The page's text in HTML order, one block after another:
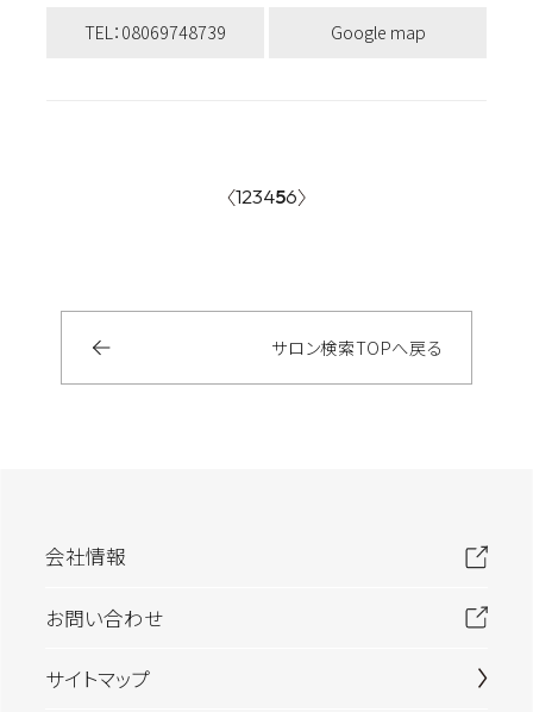
TEL：08069748739 Google map
123456
サロン検索TOPへ戻る
会社情報
お問い合わせ
サイトマップ